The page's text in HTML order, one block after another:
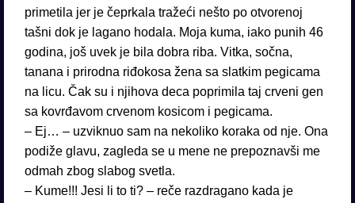
primetila jer je čeprkala tražeći nešto po otvorenoj
tašni dok je lagano hodala. Moja kuma, iako punih 46
godina, još uvek je bila dobra riba. Vitka, sočna,
tanana i prirodna riđokosa žena sa slatkim pegicama
na licu. Čak su i njihova deca poprimila taj crveni gen
sa kovrđavom crvenom kosicom i pegicama.
– Ej… – uzviknuo sam na nekoliko koraka od nje. Ona
podiže glavu, zagleda se u mene ne prepoznavši me
odmah zbog slabog svetla.
– Kume!!! Jesi li to ti? – reče razdragano kada je